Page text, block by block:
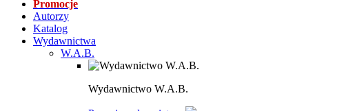
Promocje
Autorzy
Katalog
Wydawnictwa
W.A.B.
Wydawnictwo W.A.B.